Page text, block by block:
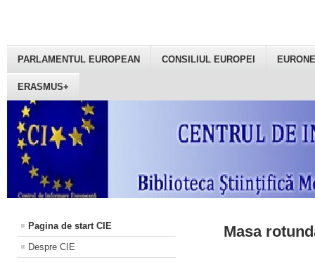
PARLAMENTUL EUROPEAN CONSILIUL EUROPEI
ERASMUS+
Pagina de start CIE
Despre CIE
Masa